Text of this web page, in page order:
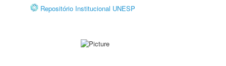
Repositório Institucional UNESP